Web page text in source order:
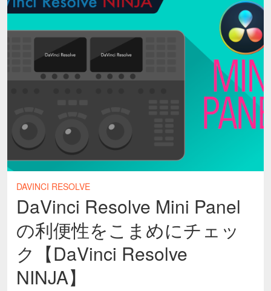
DAVINCI RESOLVE
DaVinci Resolve Mini Panel
の利便性をこまめにチェッ
ク【DaVinci Resolve
NINJA】